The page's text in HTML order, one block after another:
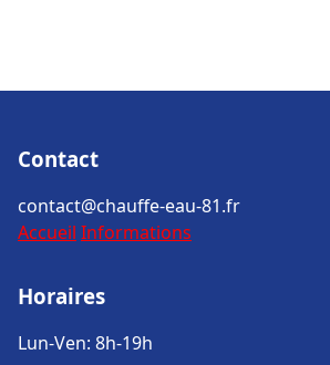
Contact
contact@chauffe-eau-81.fr
Accueil Informations
Horaires
Lun-Ven: 8h-19h